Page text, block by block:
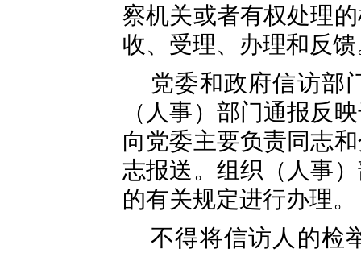
察机关或者有权处理
收、受理、办理和反
党委和政府信访部
（人事）部门通报反
向党委主要负责同志
志报送。组织（人事
的有关规定进行办理。
不得将信访人的检